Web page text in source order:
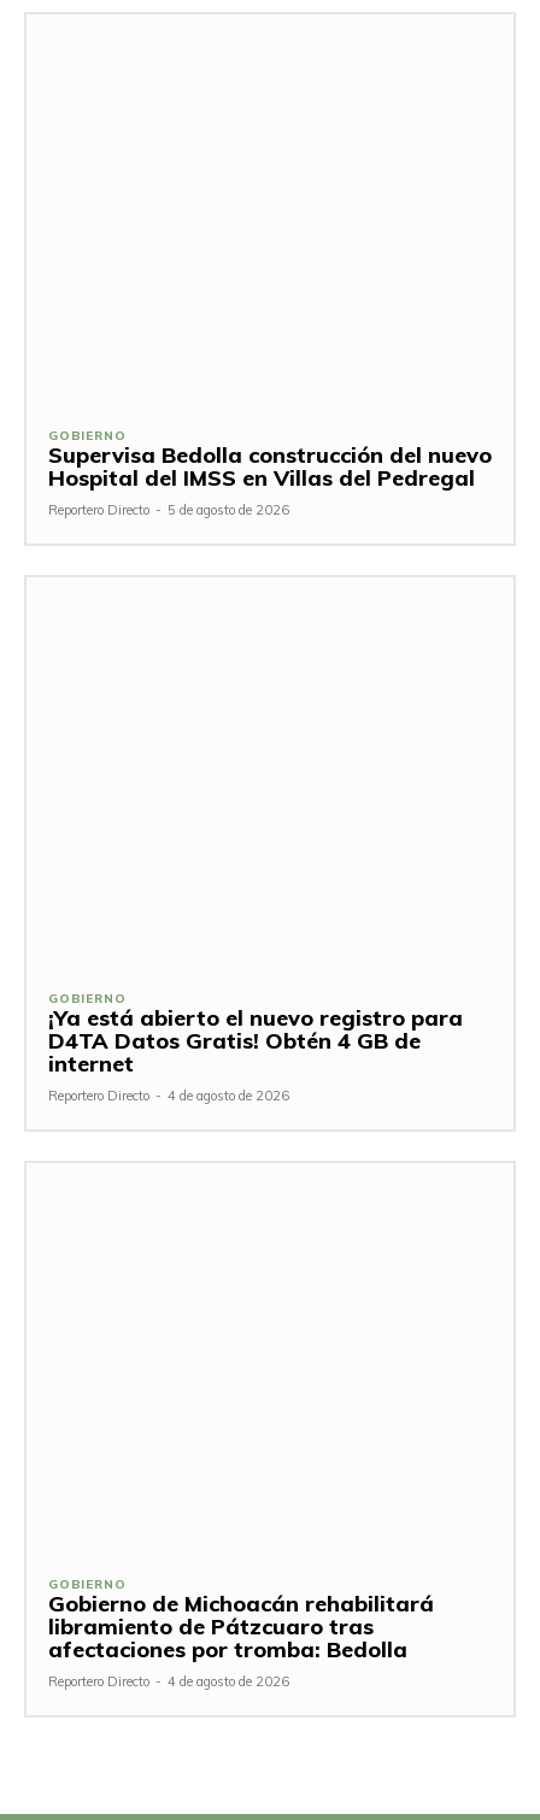
GOBIERNO
Supervisa Bedolla construcción del nuevo
Hospital del IMSS en Villas del Pedregal
Reportero Directo - 5 de agosto de 2026
GOBIERNO
¡Ya está abierto el nuevo registro para
D4TA Datos Gratis! Obtén 4 GB de
internet
Reportero Directo - 4 de agosto de 2026
GOBIERNO
Gobierno de Michoacán rehabilitará
libramiento de Pátzcuaro tras
afectaciones por tromba: Bedolla
Reportero Directo - 4 de agosto de 2026